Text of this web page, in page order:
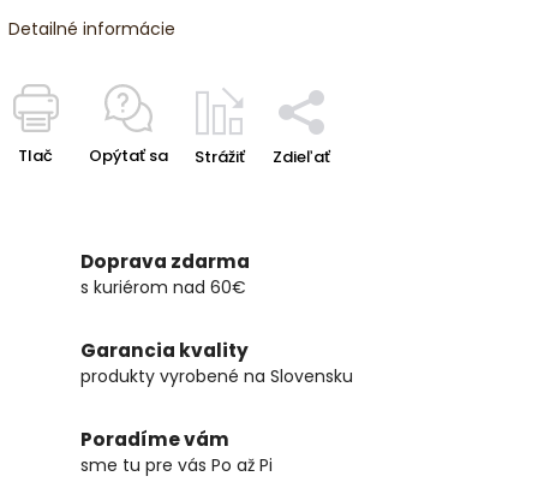
Detailné informácie
Tlač Opýtať sa Strážiť Zdieľať
Doprava zdarma
s kuriérom nad 60€
Garancia kvality
produkty vyrobené na Slovensku
Poradíme vám
sme tu pre vás Po až Pi